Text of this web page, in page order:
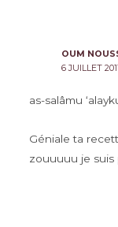
OUM
6 JUILLET
as-salâmu
Géniale ta
zouuuuu je suis